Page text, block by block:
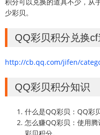
少彩贝。
QQ彩贝积分兑换
http://cb.qq.com/jifen/
QQ彩贝积分知识
什么是QQ彩贝：QQ彩
怎么赚QQ彩贝：使用